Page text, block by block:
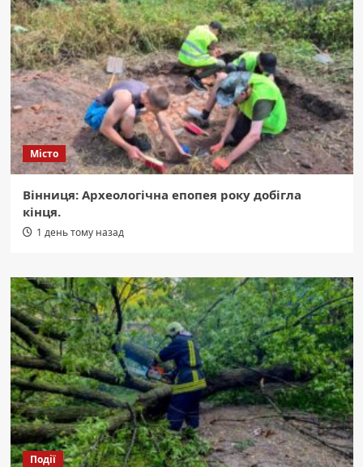
Місто
Вінниця: Археологічна епопея року добігла
кінця.
1 день тому назад
Події